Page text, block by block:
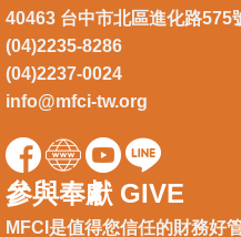
40463 台中市北區進化路575
(04)2235-8286
(04)2237-0024
info@mfci-tw.org
參與奉獻 GIVE
MFCI是值得您信任的財務好